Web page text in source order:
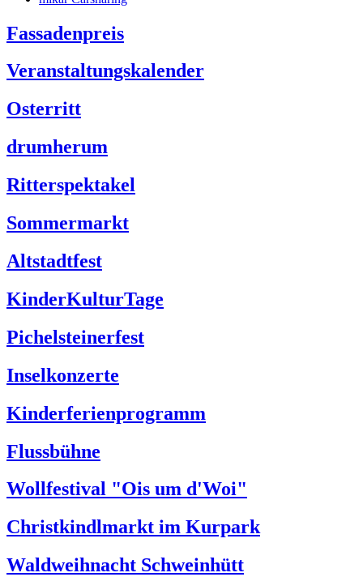
Fassadenpreis
Veranstaltungskalender
Osterritt
drumherum
Ritterspektakel
Sommermarkt
Altstadtfest
KinderKulturTage
Pichelsteinerfest
Inselkonzerte
Kinderferienprogramm
Flussbühne
Wollfestival "Ois um d'Woi"
Christkindlmarkt im Kurpark
Waldweihnacht Schweinhütt